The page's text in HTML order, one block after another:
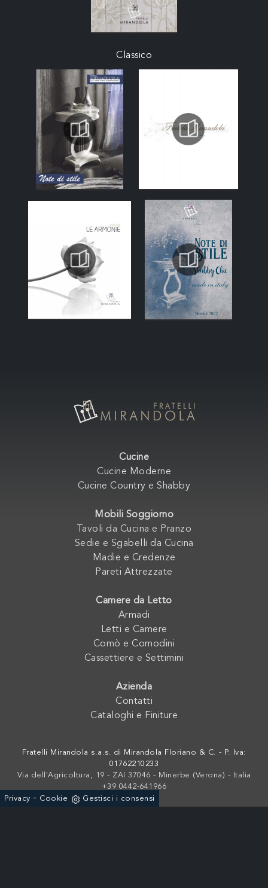
Classico
Cucine
Cucine Moderne
Cucine Country e Shabby
Mobili Soggiorno
Tavoli da Cucina e Pranzo
Sedie e Sgabelli da Cucina
Madie e Credenze
Pareti Attrezzate
Camere da Letto
Armadi
Letti e Camere
Comò e Comodini
Cassettiere e Settimini
Azienda
Contatti
Cataloghi e Finiture
Fratelli Mirandola s.a.s. di Mirandola Floriano & C. - P. Iva:
01762210233
Via dell'Agricoltura, 19 - ZAI 37046 - Minerbe (Verona) - Italia
+39 0442-641966
Privacy - Cookie Gestisci i consensi